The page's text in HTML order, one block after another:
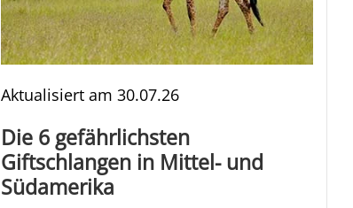
Aktualisiert am 30.07.26
Die 6 gefährlichsten
Giftschlangen in Mittel- und
Südamerika